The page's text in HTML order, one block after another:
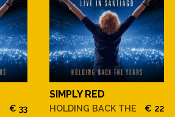
€ 33
SIMPLY RED
HOLDING BACK THE
€ 22